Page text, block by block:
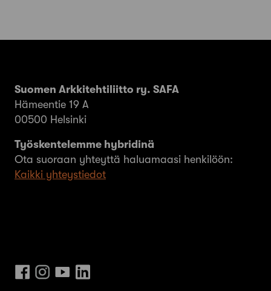
Suomen Arkkitehtiliitto ry. SAFA
Hämeentie 19 A
00500 Helsinki
Työskentelemme hybridinä
Ota suoraan yhteyttä haluamaasi henkilöön:
Kaikki yhteystiedot